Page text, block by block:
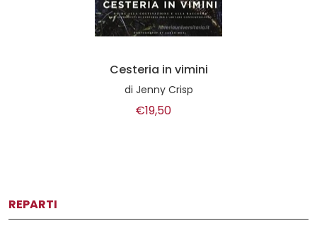
Cesteria in vimini
di Jenny Crisp
€19,50
REPARTI